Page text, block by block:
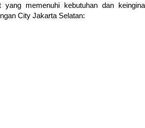
memenuhi kebutuhan dan
City Jakarta Selatan: